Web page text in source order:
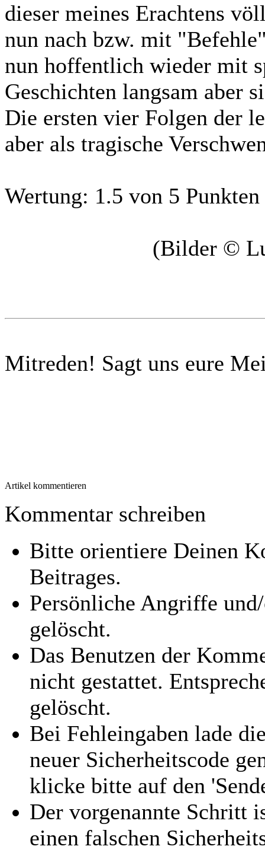
dieser meines Erachtens
nun nach bzw. mit
nun hoffentlich wieder mit
Geschichten langsam aber
Die ersten vier Folgen der
aber als tragische
Wertung: 1.5 von 5 Punkten
(Bilder ©
Mitreden! Sagt uns eure
Artikel kommentieren
Kommentar schreiben
Bitte orientiere Deinen
Beitrages.
Persönliche Angriffe
gelöscht.
Das Benutzen der
nicht gestattet.
gelöscht.
Bei Fehleingaben lade
neuer Sicherheitscode
klicke bitte auf den
Der vorgenannte Schritt
einen falschen